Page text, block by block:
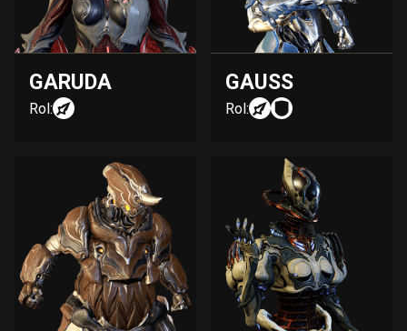
GARUDA
Rol:
GAUSS
Rol: